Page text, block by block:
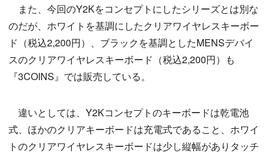
また、今回のY2Kをコンセプトにしたシリーズとは別な
のだが、ホワイトを基調にしたクリアワイヤレスキーボー
ド（税込2,200円）、ブラックを基調としたMENSデバイ
スのクリアワイヤレスキーボード（税込2,200円）も
『3COINS』では販売している。
違いとしては、Y2Kコンセプトのキーボードは乾電池
式、ほかのクリアキーボードは充電式であること、ホワイ
トのクリアワイヤレスキーボードは少し縦幅がありタッチ